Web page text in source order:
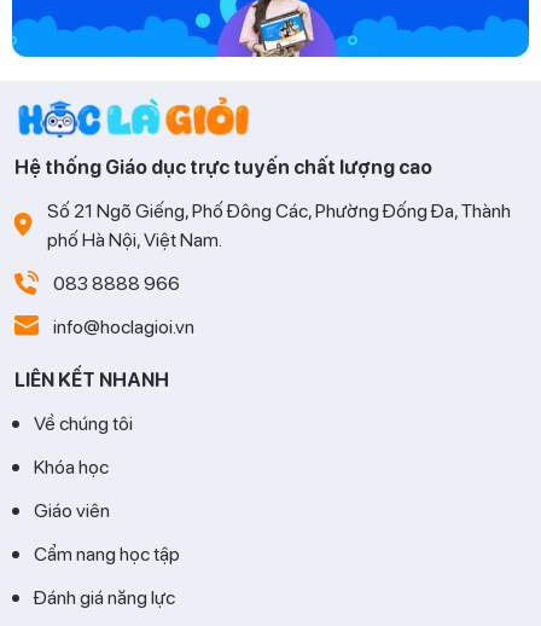
Hệ thống Giáo dục trực tuyến chất lượng cao
Số 21 Ngõ Giếng, Phố Đông Các, Phường Đống Đa, Thành
phố Hà Nội, Việt Nam.
083 8888 966
info@hoclagioi.vn
LIÊN KẾT NHANH
Về chúng tôi
Khóa học
Giáo viên
Cẩm nang học tập
Đánh giá năng lực